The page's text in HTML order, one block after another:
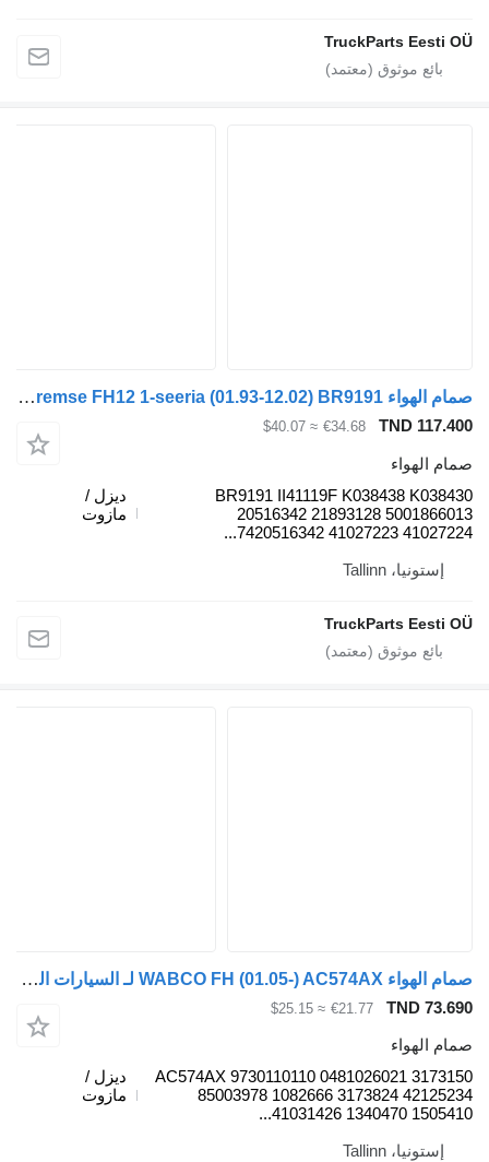
TruckParts
صمام الهواء Knorr-Bremse FH12 1-seeria (01.93-12.02) BR9191 لـ السيارات القاطرة Volvo FH12, FH16, NH12, FH, VNL780 (1993-2014)
TND
€34.68
≈ $40.07
BR9191 II41119F K038438
20516342 21893128
7420516342 41027223
TruckParts
صمام الهواء WABCO FH (01.05-) AC574AX لـ السيارات القاطرة Volvo FH12, FH16, NH12, FH, VNL780 (1993-2014)
€21.77
≈ $25.15
AC574AX 9730110110 0481026021
85003978 1082666 3173824
41031426 1340470
ديزل /